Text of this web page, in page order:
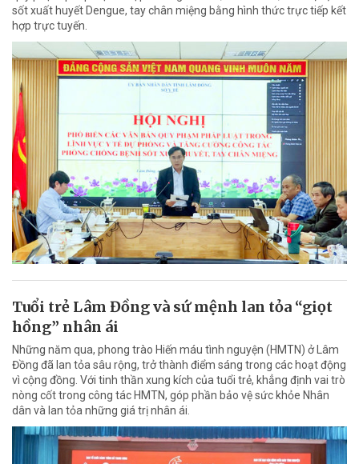
sốt xuất huyết Dengue, tay chân miệng bằng hình thức trực tiếp kết
hợp trực tuyến.
Tuổi trẻ Lâm Đồng và sứ mệnh lan tỏa “giọt
hồng” nhân ái
Những năm qua, phong trào Hiến máu tình nguyện (HMTN) ở Lâm
Đồng đã lan tỏa sâu rộng, trở thành điểm sáng trong các hoạt động
vì cộng đồng. Với tinh thần xung kích của tuổi trẻ, khẳng định vai trò
nòng cốt trong công tác HMTN, góp phần bảo vệ sức khỏe Nhân
dân và lan tỏa những giá trị nhân ái.